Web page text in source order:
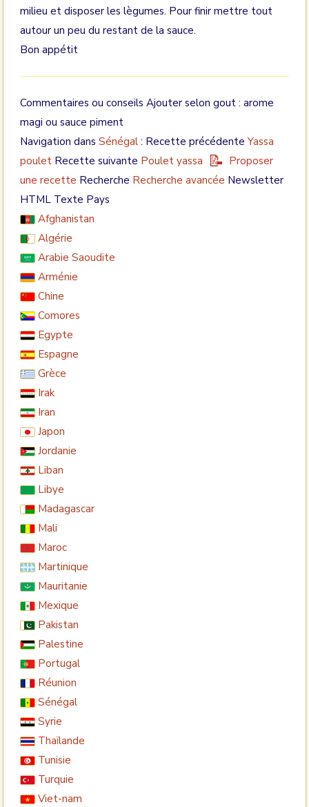
milieu et disposer les lègumes. Pour finir mettre tout
autour un peu du restant de la sauce.
Bon appétit
Commentaires ou conseils Ajouter selon gout : arome
magi ou sauce piment
Navigation dans Sénégal : Recette précédente Yassa
poulet Recette suivante Poulet yassa
Proposer
une recette Recherche Recherche avancée Newsletter
HTML Texte Pays
Afghanistan
Algérie
Arabie Saoudite
Arménie
Chine
Comores
Egypte
Espagne
Grèce
Irak
Iran
Japon
Jordanie
Liban
Libye
Madagascar
Mali
Maroc
Martinique
Mauritanie
Mexique
Pakistan
Palestine
Portugal
Réunion
Sénégal
Syrie
Thaïlande
Tunisie
Turquie
Viet-nam